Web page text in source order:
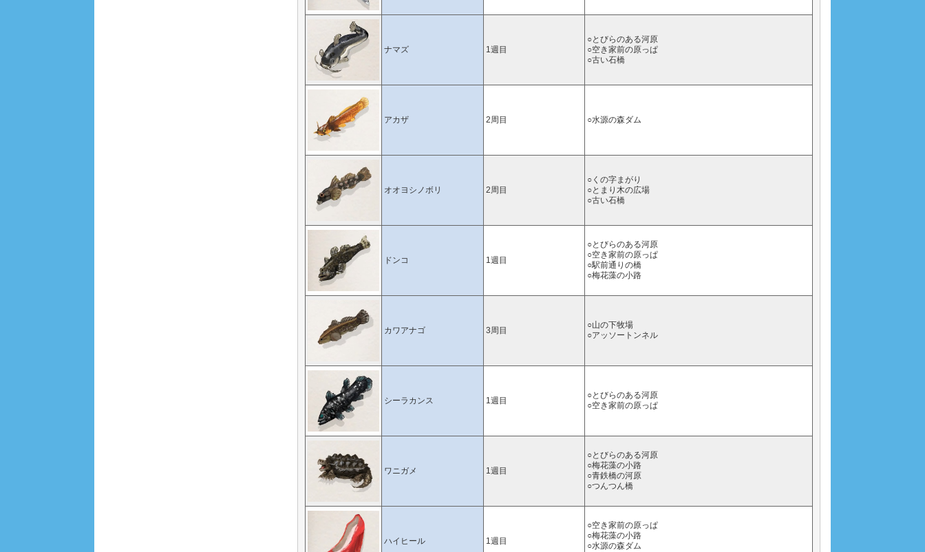
ナマズ 1週目
○とびらのある河原
○空き家前の原っぱ
○古い石橋
アカザ 2周目 ○水源の森ダム
オオヨシノボリ 2周目
○くの字まがり
○とまり木の広場
○古い石橋
ドンコ 1週目
○とびらのある河原
○空き家前の原っぱ
○駅前通りの橋
○梅花藻の小路
カワアナゴ 3周目
○山の下牧場
○アッソートンネル
シーラカンス 1週目
○とびらのある河原
○空き家前の原っぱ
ワニガメ 1週目
○とびらのある河原
○梅花藻の小路
○青鉄橋の河原
○つんつん橋
ハイヒール 1週目
○空き家前の原っぱ
○梅花藻の小路
○水源の森ダム